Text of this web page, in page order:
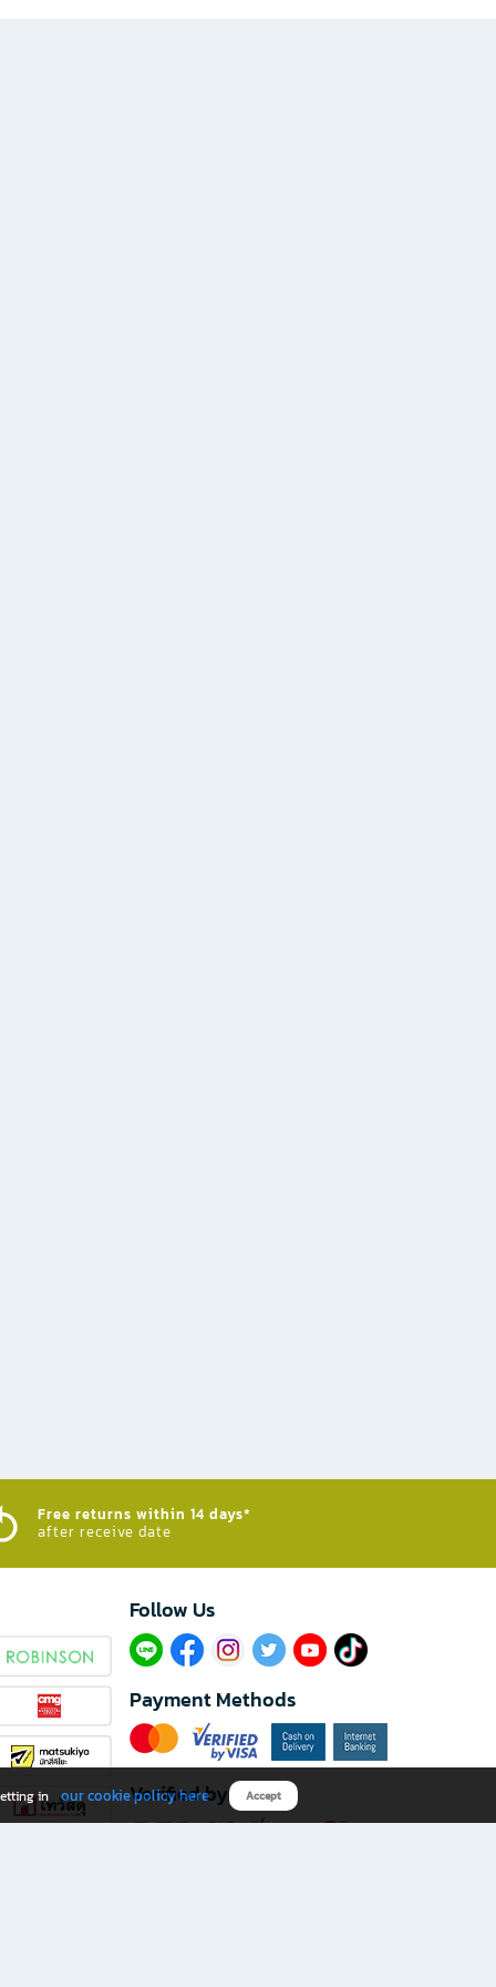
Free returns within 14 days*
after receive date
Follow Us​
Payment Methods
Verified by
in our cookie policy here Accept